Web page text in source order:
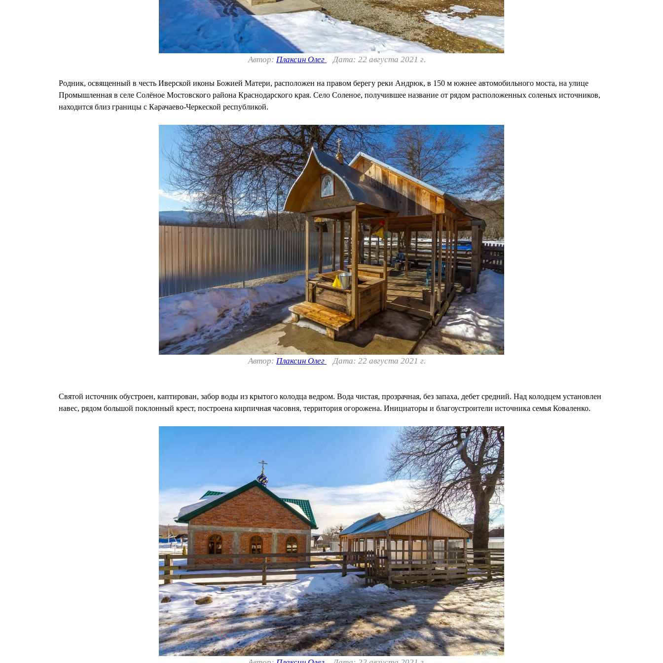
Автор: Плаксин Олег Дата: 22 августа 2021 г.
Родник, освященный в честь Иверской иконы Божией Матери, расположен на правом берегу реки Андрюк, в 150 м южнее автомобильного моста, на улице
Промышленная в селе Солёное Мостовского района Краснодарского края. Село Соленое, получившее название от рядом расположенных соленых источников,
находится близ границы с Карачаево-Черкеской республикой.
Автор: Плаксин Олег Дата: 22 августа 2021 г.
Святой источник обустроен, каптирован, забор воды из крытого колодца ведром. Вода чистая, прозрачная, без запаха, дебет средний. Над колодцем установлен
навес, рядом большой поклонный крест, построена кирпичная часовня, территория огорожена. Инициаторы и благоустроители источника семья Коваленко.